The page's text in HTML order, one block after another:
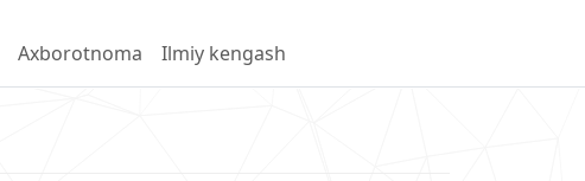
Axborotnoma
Ilmiy kengash